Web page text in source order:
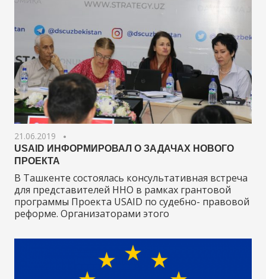
21.06.2019
USAID ИНФОРМИРОВАЛ О ЗАДАЧАХ НОВОГО
ПРОЕКТА
В Ташкенте состоялась консультативная встреча
для представителей ННО в рамках грантовой
программы Проекта USAID по судебно- правовой
реформе. Организаторами этого